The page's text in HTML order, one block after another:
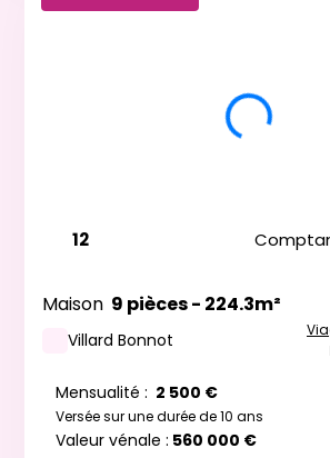
12
Maison 9 pièces - 224.3m²
Villard Bonnot
Mensualité : 2 500 €
Versée sur une durée de 10 ans
Valeur vénale : 560 000 €